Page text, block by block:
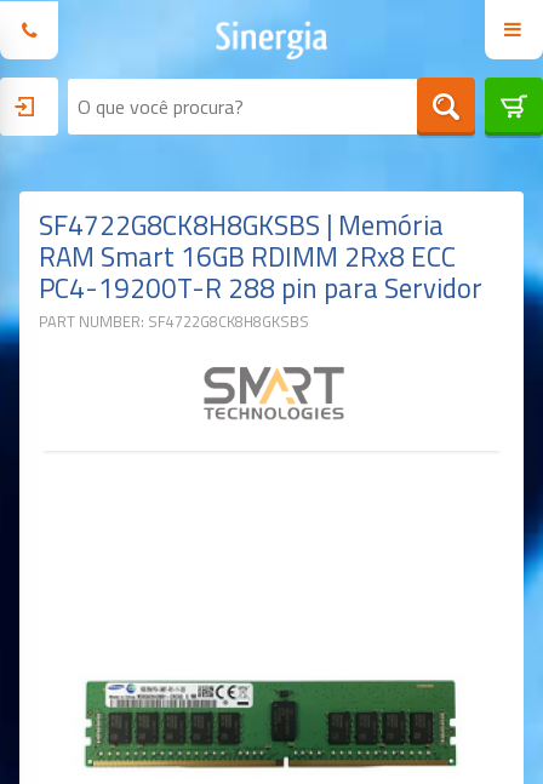
SF4722G8CK8H8GKSBS | Memória
RAM Smart 16GB RDIMM 2Rx8 ECC
PC4-19200T-R 288 pin para Servidor
PART NUMBER: SF4722G8CK8H8GKSBS